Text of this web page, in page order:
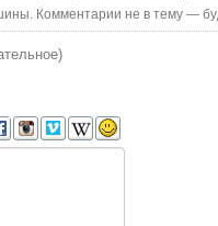
Комментарии не в тему —